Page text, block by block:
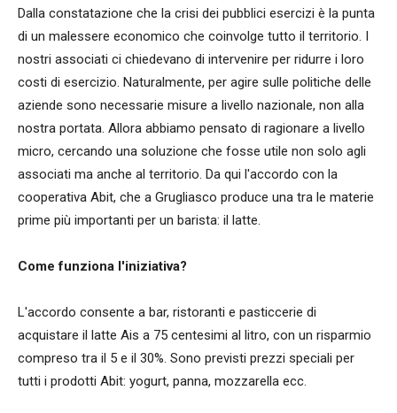
Dalla constatazione che la crisi dei pubblici esercizi è la punta
di un malessere economico che coinvolge tutto il territorio. I
nostri associati ci chiedevano di intervenire per ridurre i loro
costi di esercizio. Naturalmente, per agire sulle politiche delle
aziende sono necessarie misure a livello nazionale, non alla
nostra portata. Allora abbiamo pensato di ragionare a livello
micro, cercando una soluzione che fosse utile non solo agli
associati ma anche al territorio. Da qui l'accordo con la
cooperativa Abit, che a Grugliasco produce una tra le materie
prime più importanti per un barista: il latte.
Come funziona l'iniziativa?
L'accordo consente a bar, ristoranti e pasticcerie di
acquistare il latte Ais a 75 centesimi al litro, con un risparmio
compreso tra il 5 e il 30%. Sono previsti prezzi speciali per
tutti i prodotti Abit: yogurt, panna, mozzarella ecc.